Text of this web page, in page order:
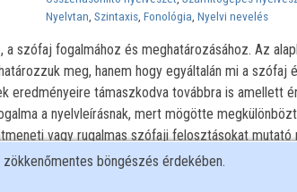
Nyelvtan,Szintaxis,Fonológia,Nyelvi nevelés
szófaj fogalmához és meghatározásához. Az
meg, hanem hogy egyáltalán mi a szófaj
eredményeire támaszkodva továbbra is amellett
a nyelvleírásnak, mert mögötte
vagy rugalmas szófaji felosztásokat mutató
jellemzésére, különös tekintettel a lexikális
böngészés érdekében.